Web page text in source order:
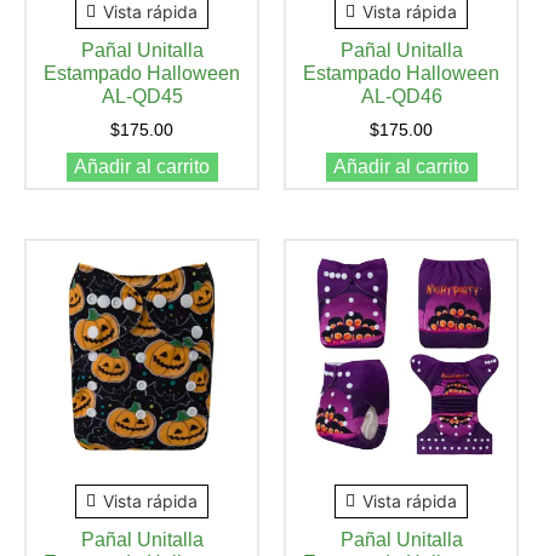
Vista rápida
Pañal Unitalla
Estampado Halloween
AL-QD45
$175.00
Añadir al carrito
Vista rápida
Pañal Unitalla
Estampado Halloween
AL-QD46
$175.00
Añadir al carrito
Vista rápida
Pañal Unitalla
Vista rápida
Pañal Unitalla